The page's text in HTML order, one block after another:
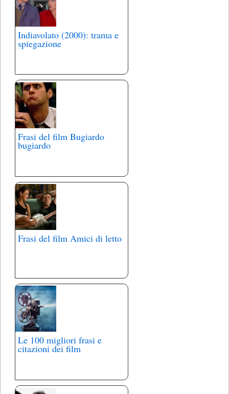
Indiavolato (2000): trama e
spiegazione
Frasi del film Bugiardo
bugiardo
Frasi del film Amici di letto
Le 100 migliori frasi e
citazioni dei film